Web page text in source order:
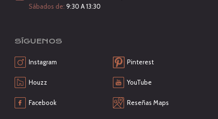
Sábados de: 9:30 A 13:30
SÍGUENOS
Instagram
Houzz
Facebook
Pinterest
YouTube
Reseñas Maps